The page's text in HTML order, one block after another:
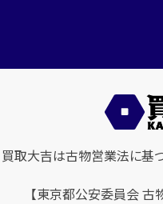
買取大吉は古物営業法に基
【東京都公安委員会